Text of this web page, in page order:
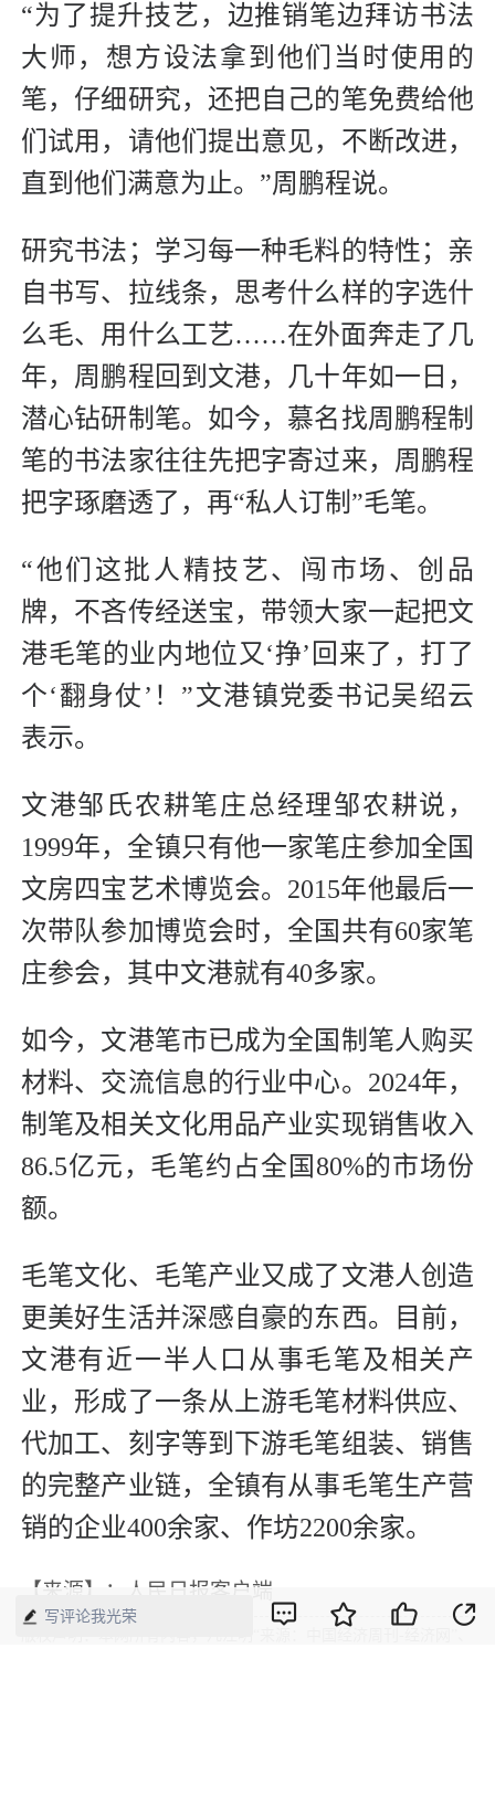
“为了提升技艺，边推销笔边拜访书法
大师，想方设法拿到他们当时使用的
笔，仔细研究，还把自己的笔免费给他
们试用，请他们提出意见，不断改进，
直到他们满意为止。”周鹏程说。
研究书法；学习每一种毛料的特性；亲
自书写、拉线条，思考什么样的字选什
么毛、用什么工艺……在外面奔走了几
年，周鹏程回到文港，几十年如一日，
潜心钻研制笔。如今，慕名找周鹏程制
笔的书法家往往先把字寄过来，周鹏程
把字琢磨透了，再“私人订制”毛笔。
“他们这批人精技艺、闯市场、创品
牌，不吝传经送宝，带领大家一起把文
港毛笔的业内地位又‘挣’回来了，打了
个‘翻身仗’！”文港镇党委书记吴绍云
表示。
文港邹氏农耕笔庄总经理邹农耕说，
1999年，全镇只有他一家笔庄参加全国
文房四宝艺术博览会。2015年他最后一
次带队参加博览会时，全国共有60家笔
庄参会，其中文港就有40多家。
如今，文港笔市已成为全国制笔人购买
材料、交流信息的行业中心。2024年，
制笔及相关文化用品产业实现销售收入
86.5亿元，毛笔约占全国80%的市场份
额。
毛笔文化、毛笔产业又成了文港人创造
更美好生活并深感自豪的东西。目前，
文港有近一半人口从事毛笔及相关产
业，形成了一条从上游毛笔材料供应、
代加工、刻字等到下游毛笔组装、销售
的完整产业链，全镇有从事毛笔生产营
销的企业400余家、作坊2200余家。
【来源】：人民日报客户端
写评论我光荣